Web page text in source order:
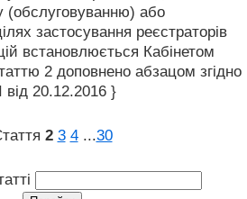
(обслуговуванню) або
застосування реєстраторів
встановлюється Кабінетом
2 доповнено абзацом згідно
від 20.12.2016 }
2 3 4 ...30